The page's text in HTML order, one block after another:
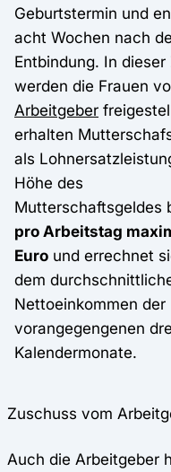
Geburtstermin und
acht Wochen nach
Entbindung. In dieser
werden die Frauen
Arbeitgeber
erhalten
als
Höhe des
Mutterschaftsgeldes
pro Arbeitstag
Euro und errechnet
dem
Nettoeinkommen der
vorangegengenen
Kalendermonate.
Zuschuss vom
Auch die Arbeitgeber